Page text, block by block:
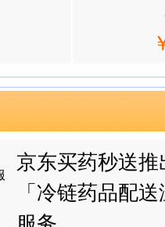
京东买药秒送
「冷链药品配